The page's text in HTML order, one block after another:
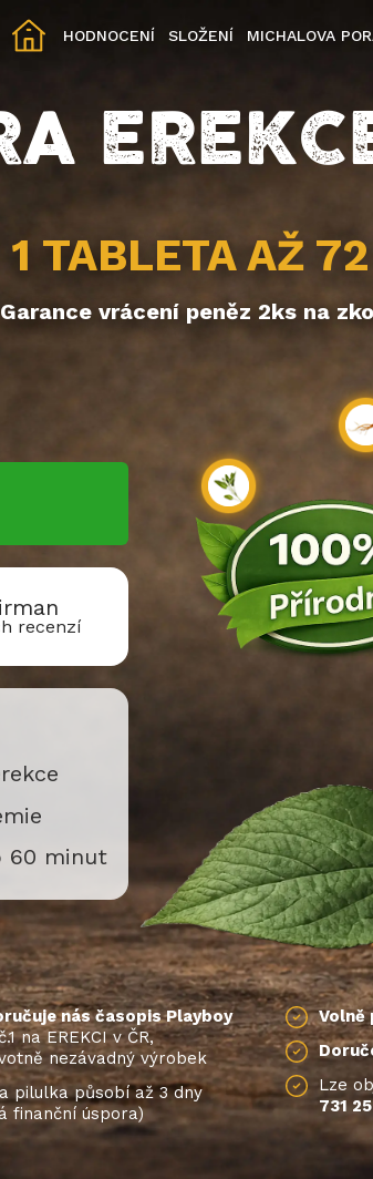
HODNOCENÍ SLOŽENÍ MICHALOVA
1 TABLETA AŽ
Garance vrácení peněz 2ks na
recenzí
60 minut
nás časopis Playboy
na EREKCI v ČR,
nezávadný výrobek
pilulka působí až 3 dny
finanční úspora)
Volně
Lze
731